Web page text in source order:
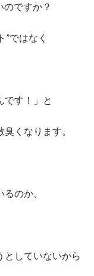
ですか？
”ではなく
す！」と
くなります。
のか、
していないから